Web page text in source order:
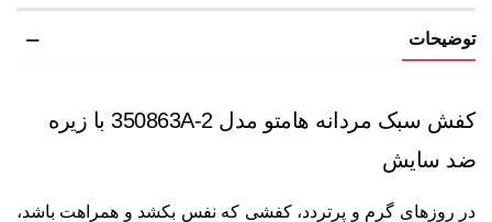
توضیحات
کفش سبک مردانه هامتو مدل 350863A-2 با زیره
ضد سایش
در روزهای گرم و پرتردد، کفشی که نفس بکشد و همراهت باشد،